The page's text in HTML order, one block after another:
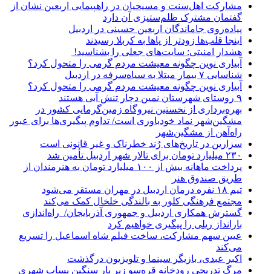
مشارکت اهل‌سنت و مسیحیان در راهپیمایی اربعین نشان از
گفتمان مشترک ظلم‌ستیزی آن دارد
پیاده‌روی جاماندگان اربعین حسینی در اردبیل
اینجا قلب‌ها زودتر از پاها به کربلا رسیدند
هشدار امنیتی: سایت‌های جعلی را بشناسید!
آبیاری نوین چگونه معیشت مردم گرمی را متحول کرد؟
شناسایی ۷ بیمار مبتلا به سیاه‌سرفه در اردبیل
آبیاری نوین چگونه معیشت مردم گرمی را متحول کرد؟
۹ روستای شهرستان نمین دچار تنش آبی هستند
بهره‌برداری از نخستین نیروگاه زمین‌گرمایی کشور در
مشگین‌شهر نماد خودباوری است/ تداوم پیگیری‌ها برای عبور
راه‌آهن از مشگین‌شهر
سزارین در تاریخ‌های رُند خطرناک و غیر قانونی است
۲۳۰ میلیارد تومان برای تالار شهر اردبیل تأمین شد
پرداخت ماهانه بیش از ۱۰۰ میلیارد تومان به هنرمندان از
طریق صندوق هنر
تیم ۱۸ نفره درمان اردبیل در مهران مستقر می‌شود
مجتمع فرهنگی کلور به بالندگی خلخال کمک می‌کند
گسترش همکاری اردبیل و جمهوری آذربایجان/ راه‌اندازی
بارانداز ریلی را پیگیری خواهیم کرد
عیین سهم مشارکت، ساخت فیلم شاه‌ اسماعیل را تسریع
می‌کند
اکبر عبدی، بازیگر سینما و تلویزیون درگذشت
مرگ تدریجی رودخانه قره‌سو زیر بار سنگین پساب شهری